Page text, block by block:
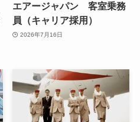
エアージャパン 客室乗務
員（キャリア採用）
2026年7月16日